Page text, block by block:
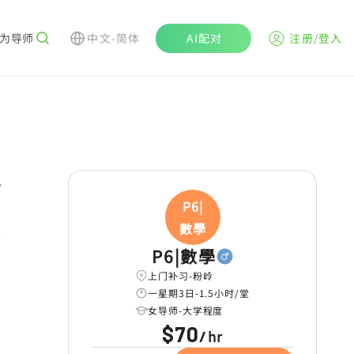
导师 中文-简体 AI配对 注册/登入
P6|
數學
P6|數學
上门补习-粉岭
一星期3日-1.5小时/堂
女导师-大学程度
$70/hr